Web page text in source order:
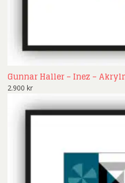
Gunnar Haller – Inez –
2.900 kr